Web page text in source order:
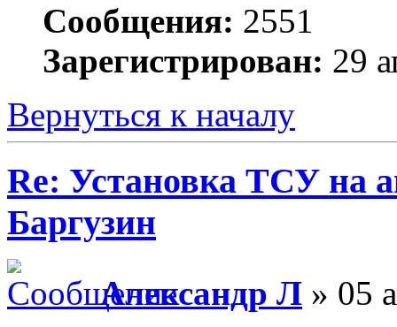
Сообщения: 2551
Зарегистрирован: 29
Вернуться к началу
Re: Установка ТСУ на
Баргузин
Александр Л » 05